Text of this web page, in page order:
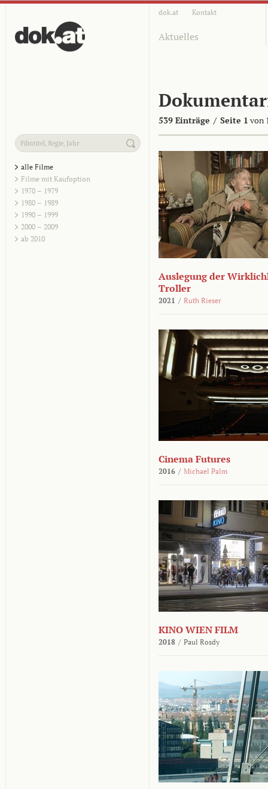
dok.at Kontakt
Aktuelles
539 Einträge / Seite 1 von
alle Filme
Filme mit Kaufoption
1970 – 1979
1980 – 1989
1990 – 1999
2000 – 2009
ab 2010
Auslegung der
Troller
2021 / Ruth Rieser
Cinema Futures
2016 / Michael Palm
KINO WIEN FILM
2018 / Paul Rosdy